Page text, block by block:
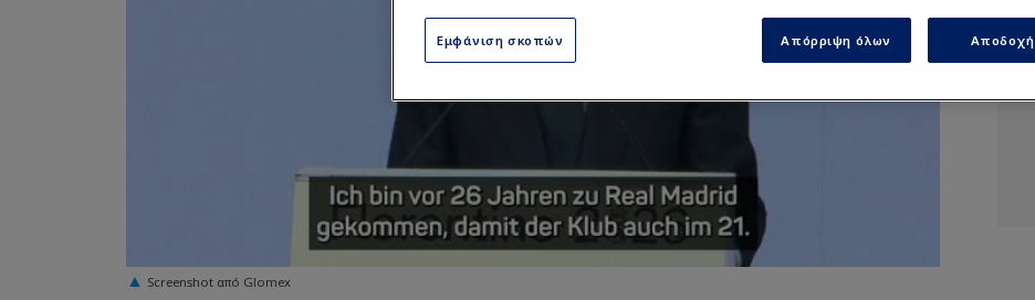
Screenshot από Glomex
Εμφάνιση σκοπών Απόρριψη όλων Αποδοχή